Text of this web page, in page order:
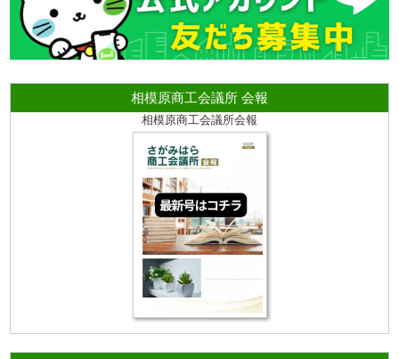
相模原商工会議所 会報
相模原商工会議所会報